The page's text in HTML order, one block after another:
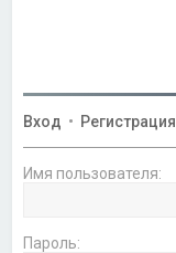
Вход • Регистрация
Имя пользователя:
Пароль: